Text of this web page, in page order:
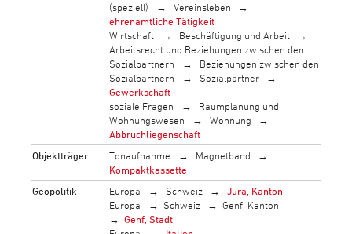
(speziell)
Vereinsleben
ehrenamtliche Tätigkeit
Wirtschaft
Beschäftigung und Arbeit
Arbeitsrecht und Beziehungen zwischen den
Sozialpartnern
Beziehungen zwischen den
Sozialpartnern
Sozialpartner
Gewerkschaft
soziale Fragen
Raumplanung und
Wohnungswesen
Wohnung
Abbruchliegenschaft
Objektträger
Tonaufnahme
Magnetband
Kompaktkassette
Geopolitik
Europa Schweiz
Jura, Kanton
Europa
Schweiz
Genf, Kanton
Genf, Stadt